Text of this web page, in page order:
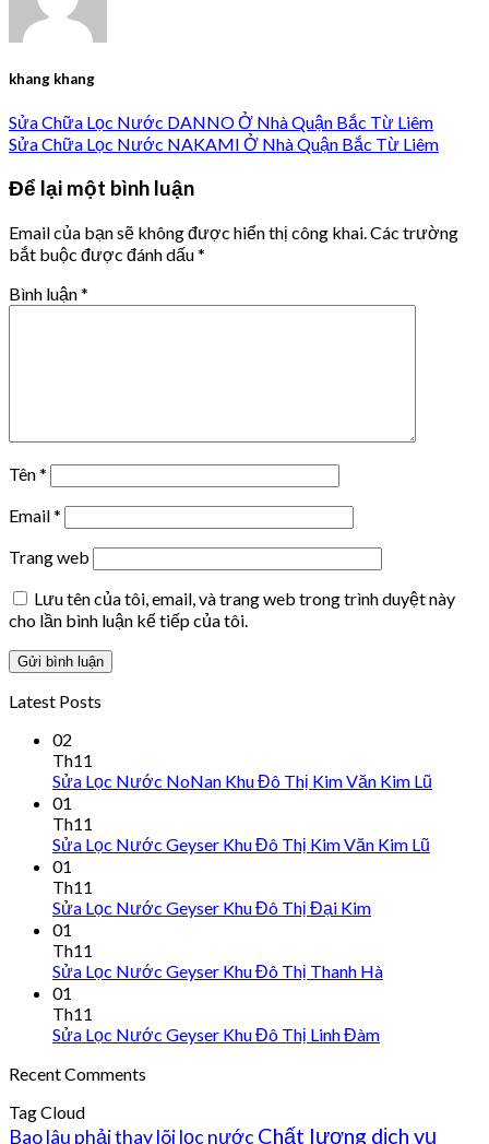
khang khang
Sửa Chữa Lọc Nước DANNO Ở Nhà Quận Bắc Từ Liêm
Sửa Chữa Lọc Nước NAKAMI Ở Nhà Quận Bắc Từ Liêm
Để lại một bình luận
Email của bạn sẽ không được hiển thị công khai. Các trường
bắt buộc được đánh dấu*
Bình luận*
Tên*
Email*
Trang web
Lưu tên của tôi, email, và trang web trong trình duyệt này
cho lần bình luận kế tiếp của tôi.
Latest Posts
02
Th11
Sửa Lọc Nước NoNan Khu Đô Thị Kim Văn Kim Lũ
01
Th11
Sửa Lọc Nước Geyser Khu Đô Thị Kim Văn Kim Lũ
01
Th11
Sửa Lọc Nước Geyser Khu Đô Thị Đại Kim
01
Th11
Sửa Lọc Nước Geyser Khu Đô Thị Thanh Hà
01
Th11
Sửa Lọc Nước Geyser Khu Đô Thị Linh Đàm
Recent Comments
Tag Cloud
Bao lâu phải thay lõi lọc nước Chất lượng dịch vụ